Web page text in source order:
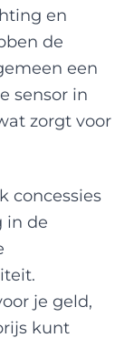
en
de
een
sensor in
zorgt voor
concessies
in de
je geld,
kunt